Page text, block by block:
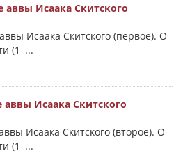
аввы Исаака Скитского
Исаака Скитского (первое). О
(1–...
аввы Исаака Скитского
Исаака Скитского (второе). О
(1–...